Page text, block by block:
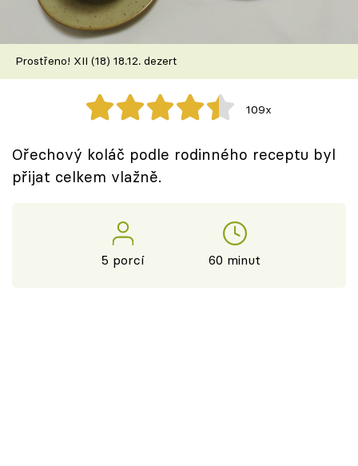
Škola vaření
Recepty z TV
Speciál: Cuketa
Sledujte prima+
Prostřeno! XII (18) 18.12. dezert
109x
Ořechový koláč podle rodinného receptu byl
přijat celkem vlažně.
5 porcí 60 minut